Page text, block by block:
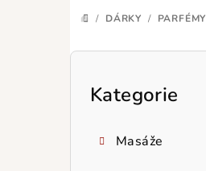
DOMŮ
/ DÁRKY / PARFÉMY
P
Přeskočit
Kategorie
Masáže